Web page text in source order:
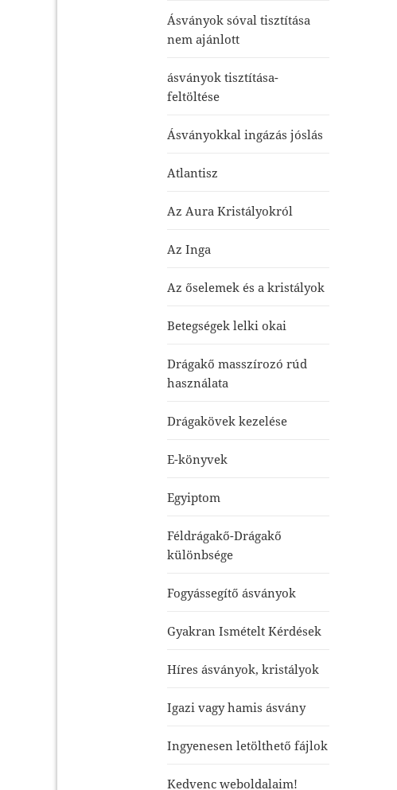
Ásványok sóval tisztítása
nem ajánlott
ásványok tisztítása-
feltöltése
Ásványokkal ingázás jóslás
Atlantisz
Az Aura Kristályokról
Az Inga
Az őselemek és a kristályok
Betegségek lelki okai
Drágakő masszírozó rúd
használata
Drágakövek kezelése
E-könyvek
Egyiptom
Féldrágakő-Drágakő
különbsége
Fogyássegítő ásványok
Gyakran Ismételt Kérdések
Híres ásványok, kristályok
Igazi vagy hamis ásvány
Ingyenesen letölthető fájlok
Kedvenc weboldalaim!